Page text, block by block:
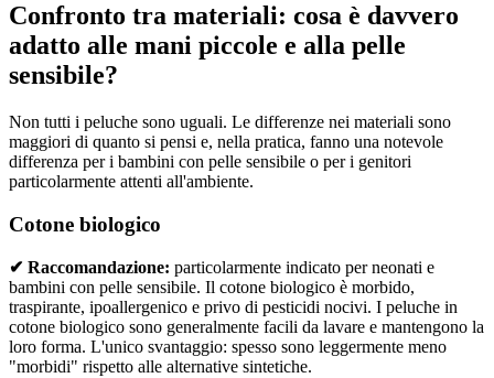
Confronto tra materiali: cosa è davvero
adatto alle mani piccole e alla pelle
sensibile?
Non tutti i peluche sono uguali. Le differenze nei materiali sono
maggiori di quanto si pensi e, nella pratica, fanno una notevole
differenza per i bambini con pelle sensibile o per i genitori
particolarmente attenti all'ambiente.
Cotone biologico
✔ Raccomandazione: particolarmente indicato per neonati e
bambini con pelle sensibile. Il cotone biologico è morbido,
traspirante, ipoallergenico e privo di pesticidi nocivi. I peluche in
cotone biologico sono generalmente facili da lavare e mantengono la
loro forma. L'unico svantaggio: spesso sono leggermente meno
"morbidi" rispetto alle alternative sintetiche.